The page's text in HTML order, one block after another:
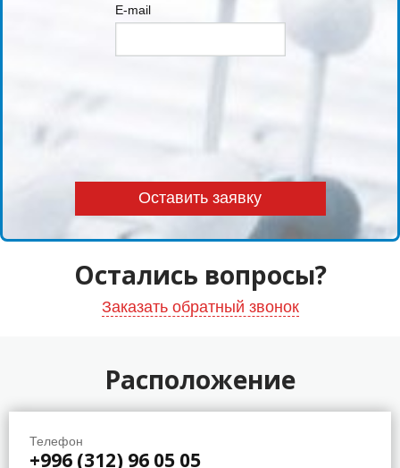
E-mail
Остались вопросы?
Заказать обратный звонок
Расположение
Телефон
+996 (312) 96 05 05